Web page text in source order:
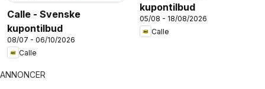
Calle - Svenske
kupontilbud
08/07 - 06/10/2026
Calle
kupontilbud
05/08 - 18/08/2026
Calle
ANNONCER